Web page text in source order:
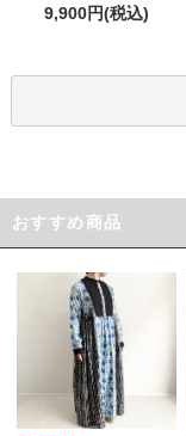
9,900円(税込)
おすすめ商品